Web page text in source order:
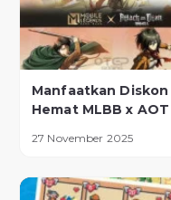
Manfaatkan
Hemat MLBB x
27 November 2025